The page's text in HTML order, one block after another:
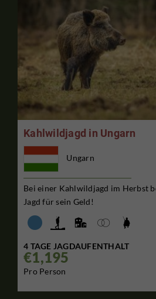
Kahlwildjagd in Ungarn
Ungarn
Bei einer Kahlwildjagd im Herbst
Jagd für sein Geld!
4 TAGE JAGDAUFENTHALT
€1,195
Pro Person